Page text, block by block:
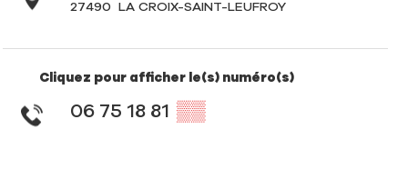
27490
LA CROIX-SAINT-LEUFROY
Cliquez pour afficher le(s) numéro(s)
06 75 18 81 ▒▒